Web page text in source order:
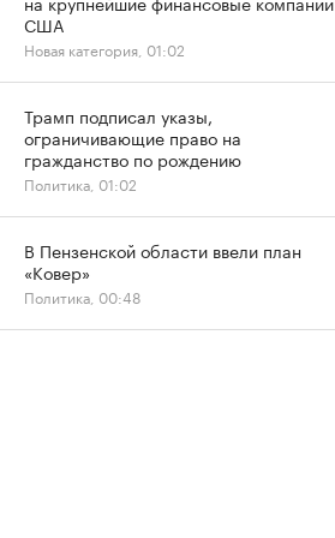
США
Новая категория, 01:02
Трамп подписал указы,
ограничивающие право на
гражданство по рождению
Политика, 01:02
В Пензенской области ввели план
«Ковер»
Политика, 00:48